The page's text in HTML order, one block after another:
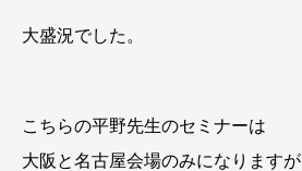
大盛況でした。
こちらの平野先生のセミナーは
大阪と名古屋会場のみになりますが